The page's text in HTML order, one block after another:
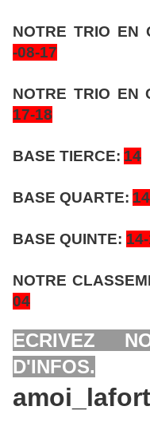
NOTRE TRIO EN
-08-17
NOTRE TRIO EN
17-18
BASE TIERCE: 14
BASE QUARTE:
BASE QUINTE:
NOTRE
04
ECRIVEZ
D'INFOS.